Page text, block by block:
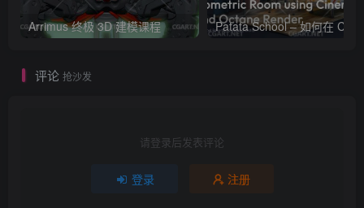
Arrimus 终极 3D 建模课程
评论 抢沙发
请登录后发表评论
登录 注册